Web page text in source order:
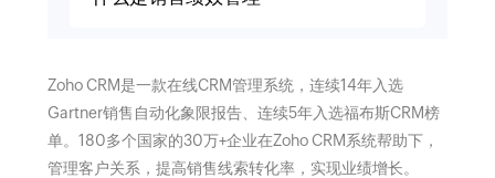
Zoho CRM是一款在线CRM管理系统，连续14年入选
Gartner销售自动化象限报告、连续5年入选福布斯CRM榜
单。180多个国家的30万+企业在Zoho CRM系统帮助下，
管理客户关系，提高销售线索转化率，实现业绩增长。